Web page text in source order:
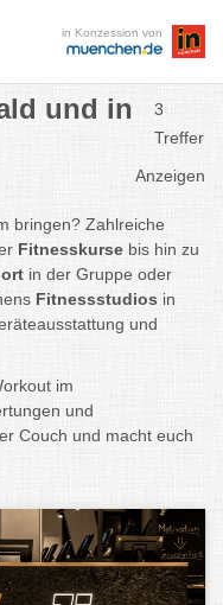
in Konzession von
und in
3
Treffer
Anzeigen
bringen? Zahlreiche
Fitnesskurse bis hin zu
in der Gruppe oder
Fitnessstudios in
und
im
und
Couch und macht euch